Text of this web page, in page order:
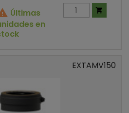
Últimas
en

EXTAMV150